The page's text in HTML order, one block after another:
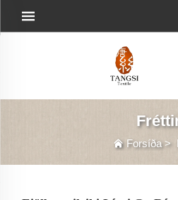
Forsíða>